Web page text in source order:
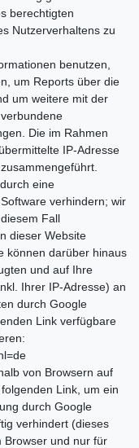
berechtigten
Nutzerverhaltens zu
benutzen,
um Reports über die
um weitere mit der
Die im Rahmen
IP-Adresse
eine
verhindern; wir
Fall
dieser Website
können darüber hinaus
und auf Ihre
Ihrer IP-Adresse) an
durch Google
Link verfügbare
von Browsern auf
Link, um ein
durch Google
verhindert (dieses
Browser und nur für